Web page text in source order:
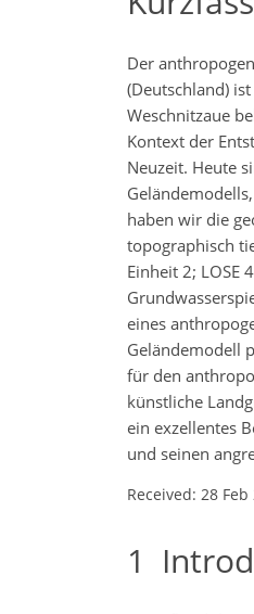
Der
(Deutschland)
Weschnitzaue
Kontext der
Neuzeit. Heute
haben wir die
topographisch
Einheit 2; LOSE
eines
Geländemodell
für den
künstliche
ein exzellentes
und seinen
Received: 28 Feb
1